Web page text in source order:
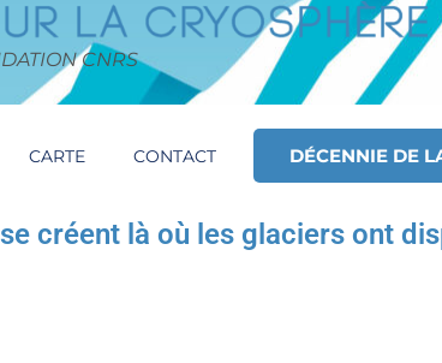
CNRS
CARTE CONTACT DÉCENNIE DE
créent là où les glaciers ont